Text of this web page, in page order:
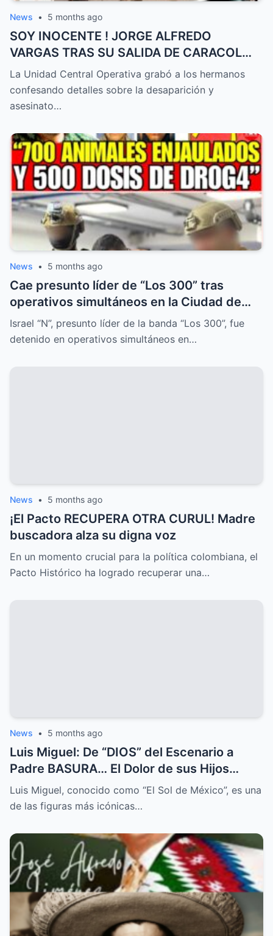
News • 5 months ago
SOY INOCENTE ! JORGE ALFREDO
VARGAS TRAS SU SALIDA DE CARACOL
POR DENUNCIAS DE ACOSO !
La Unidad Central Operativa grabó a los hermanos
confesando detalles sobre la desaparición y
asesinato…
News • 5 months ago
Cae presunto líder de “Los 300” tras
operativos simultáneos en la Ciudad de
México
Israel “N”, presunto líder de la banda “Los 300”, fue
detenido en operativos simultáneos en…
News • 5 months ago
¡El Pacto RECUPERA OTRA CURUL! Madre
buscadora alza su digna voz
En un momento crucial para la política colombiana, el
Pacto Histórico ha logrado recuperar una…
News • 5 months ago
Luis Miguel: De “DIOS” del Escenario a
Padre BASURA… El Dolor de sus Hijos
Abandonados.
Luis Miguel, conocido como “El Sol de México”, es una
de las figuras más icónicas…